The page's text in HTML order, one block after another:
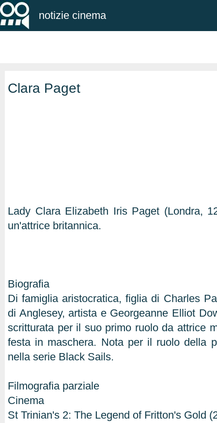
notizie cinema
Clara Paget
Lady Clara Elizabeth Iris Paget (Londra,
un'attrice britannica.
Biografia
Di famiglia aristocratica, figlia di Charles
di Anglesey, artista e Georgeanne Elliot
scritturata per il suo primo ruolo da attrice
festa in maschera. Nota per il ruolo della
nella serie Black Sails.
Filmografia parziale
Cinema
St Trinian's 2: The Legend of Fritton's Gold